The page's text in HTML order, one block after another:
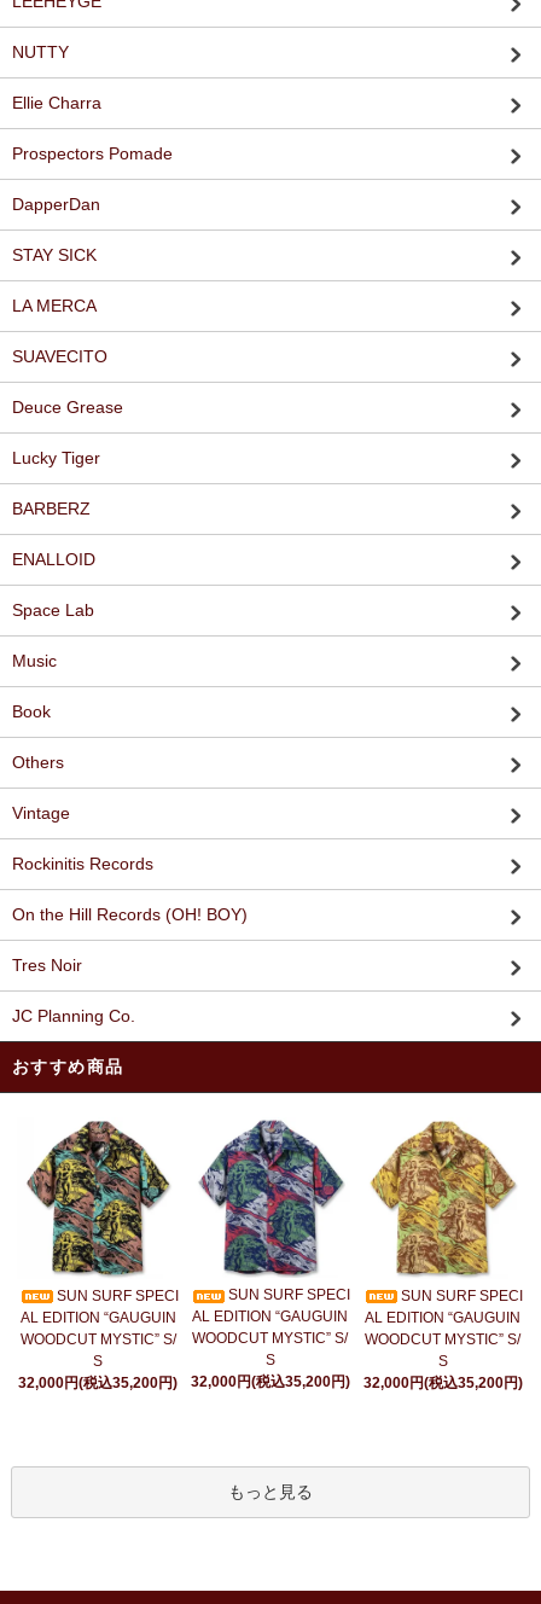
NUTTY
Ellie Charra
Prospectors Pomade
DapperDan
STAY SICK
LA MERCA
SUAVECITO
Deuce Grease
Lucky Tiger
BARBERZ
ENALLOID
Space Lab
Music
Book
Others
Vintage
Rockinitis Records
On the Hill Records (OH! BOY)
Tres Noir
JC Planning Co.
おすすめ商品
SUN SURF SPECI
AL EDITION “GAUGUIN
WOODCUT MYSTIC” S/
S
32,000円(税込35,200円)
SUN SURF SPECI
AL EDITION “GAUGUIN
WOODCUT MYSTIC” S/
S
32,000円(税込35,200円)
SUN SURF SPECI
AL EDITION “GAUGUIN
WOODCUT MYSTIC” S/
S
32,000円(税込35,200円)
もっと見る